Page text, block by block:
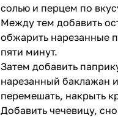
солью и перцем по
Между тем добавить
обжарить нарезанные
пяти минут.
Затем добавить
нарезанный баклажан
перемешать, накрыть
Добавить чечевицу,